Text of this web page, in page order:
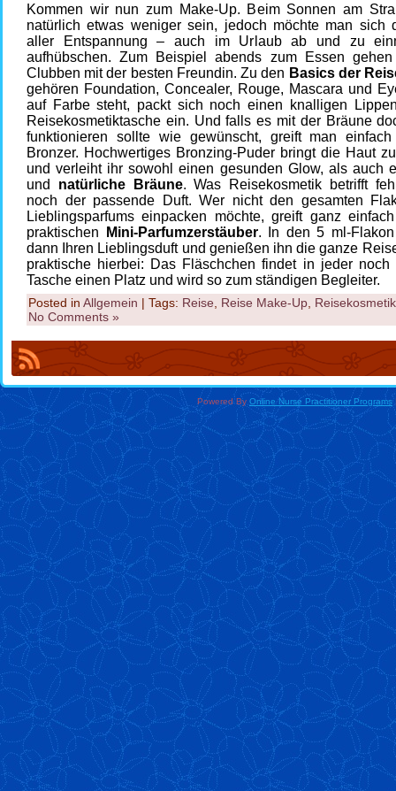
Kommen wir nun zum Make-Up. Beim Sonnen am
natürlich etwas weniger sein, jedoch möchte man sich
aller Entspannung – auch im Urlaub ab und zu
aufhübschen. Zum Beispiel abends zum Essen
Clubben mit der besten Freundin. Zu den Basics der
gehören Foundation, Concealer, Rouge, Mascara und
auf Farbe steht, packt sich noch einen knalligen
Reisekosmetiktasche ein. Und falls es mit der Bräune
funktionieren sollte wie gewünscht, greift man
Bronzer. Hochwertiges Bronzing-Puder bringt die Haut
und verleiht ihr sowohl einen gesunden Glow, als auch
und natürliche Bräune. Was Reisekosmetik betrifft
noch der passende Duft. Wer nicht den gesamten
Lieblingsparfums einpacken möchte, greift ganz
praktischen
Mini-Parfumzerstäuber. In den 5 ml-
dann Ihren Lieblingsduft und genießen ihn die ganze
praktische hierbei: Das Fläschchen findet in jeder noch
Tasche einen Platz und wird so zum ständigen Begleiter.
Posted in Allgemein | Tags: Reise Reise Make-Up Reisekosmetik
No Comments »
Powered By Online Nurse Practitioner Programs